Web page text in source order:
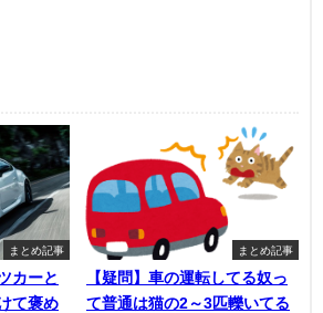
まとめ記事
カーと
て褒め
まとめ記事
【疑問】車の運転してる奴っ
て普通は猫の2～3匹轢いてる